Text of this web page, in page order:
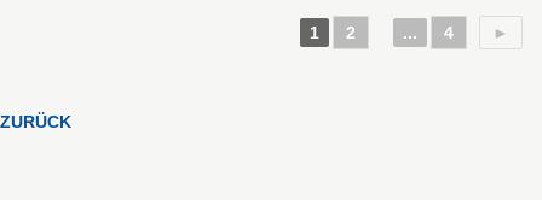
1 2 ... 4 ►
ZURÜCK